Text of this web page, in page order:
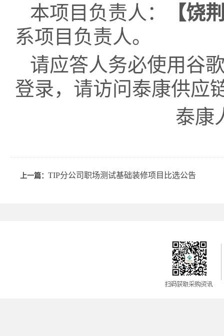
本项目负责人：
【饶
系项目负责人。
请应答人务必使用谷
登录，请访问泰康供应
泰康
上一篇： TIP分公司职场测试基础装修项目比选公告